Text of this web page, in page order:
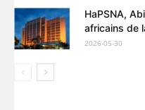
HaPSNA,
africains de
pour
2026-05-30